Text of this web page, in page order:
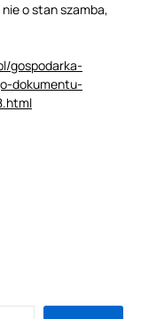
o stan szamba,
gospodarka-
dokumentu-